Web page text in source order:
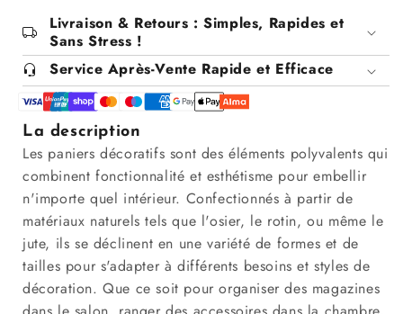
Livraison & Retours : Simples, Rapides et
Sans Stress !
Service Après-Vente Rapide et Efficace
La description
Les paniers décoratifs sont des éléments polyvalents qui
combinent fonctionnalité et esthétisme pour embellir
n'importe quel intérieur. Confectionnés à partir de
matériaux naturels tels que l'osier, le rotin, ou même le
jute, ils se déclinent en une variété de formes et de
tailles pour s'adapter à différents besoins et styles de
décoration. Que ce soit pour organiser des magazines